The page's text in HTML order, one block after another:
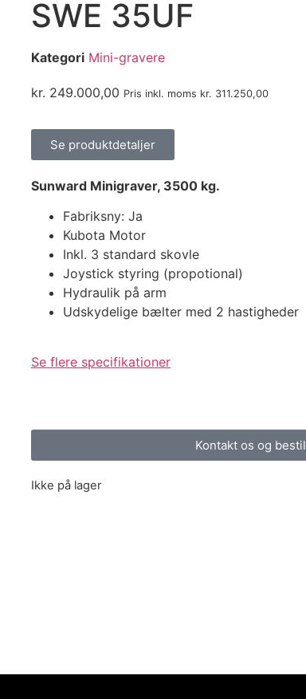
SWE 35UF
Kategori Mini-gravere
kr. 249.000,00 Pris inkl. moms kr. 311.250,00
Se produktdetaljer
Sunward Minigraver, 3500 kg.
Fabriksny: Ja
Kubota Motor
Inkl. 3 standard skovle
Joystick styring (propotional)
Hydraulik på arm
Udskydelige bælter med 2 hastigheder
Se flere specifikationer
Kontakt os og bestil
Ikke på lager